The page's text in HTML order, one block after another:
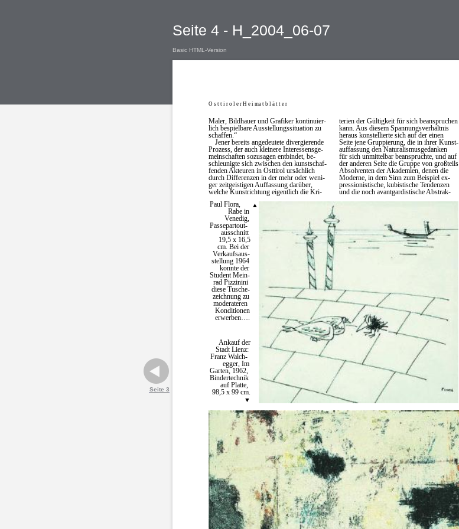
Seite 4 - H_2004_06-07
Basic HTML-Version
Seite 3
O s t t i r o l e r H e i ma t b l ä t t e r
Maler, Bildhauer und Grafiker kontinuier-
lich bespielbare Ausstellungssituation zu
schaffen.“
Jener bereits angedeutete divergierende
Prozess, der auch kleinere Interessensge-
meinschaften sozusagen entbindet, be-
schleunigte sich zwischen den kunstschaf-
fenden Akteuren in Osttirol ursächlich
durch Differenzen in der mehr oder weni-
ger zeitgeistigen Auffassung darüber,
welche Kunstrichtung eigentlich die Kri-
terien der Gültigkeit für sich beanspruchen
kann. Aus diesem Spannungsverhältnis
heraus konstellierte sich auf der einen
Seite jene Gruppierung, die in ihrer Kunst-
auffassung den Naturalismusgedanken
für sich unmittelbar beanspruchte, und auf
der anderen Seite die Gruppe von großteils
Absolventen der Akademien, denen die
Moderne, in dem Sinn zum Beispiel ex-
pressionistische, kubistische Tendenzen
und die noch avantgardistische Abstrak-
Paul Flora,
Rabe in
Venedig,
Passepartout-
ausschnitt
19,5 x 16,5
cm. Bei der
Verkaufsaus-
stellung 1964
konnte der
Student Mein-
rad Pizzinini
diese Tusche-
zeichnung zu
moderateren
Konditionen
erwerben….
Ankauf der
Stadt Lienz:
Franz Walch-
egger, Im
Garten, 1962,
Bindertechnik
auf Platte,
98,5 x 99 cm.
▼
▲